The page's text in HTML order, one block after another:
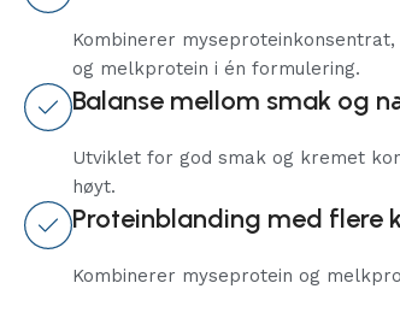
Kombinerer
og melkprotein i én formulering.
Balanse mellom smak og
Utviklet for god smak og kremet
høyt.
Proteinblanding med flere
Kombinerer myseprotein og